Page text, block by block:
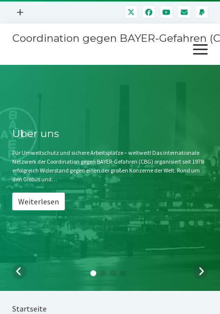
Menü
+
Mitmachen
Kontakt
Impressum
Störfälle
Coordination gegen BAYER-Gefahren
Menü
öffnen
Stichwort BAYER
Jahrestagung
SPENDEN
Über uns
Für Umweltschutz und sichere Arbeitsplätze – weltweit! Das internationale
Netzwerk der Coordination gegen BAYER-Gefahren (CBG) organisiert seit 1978
erfolgreich Widerstand gegen einen der großen Konzerne der Welt. Rund um
den Globus und…
Weiterlesen
Startseite